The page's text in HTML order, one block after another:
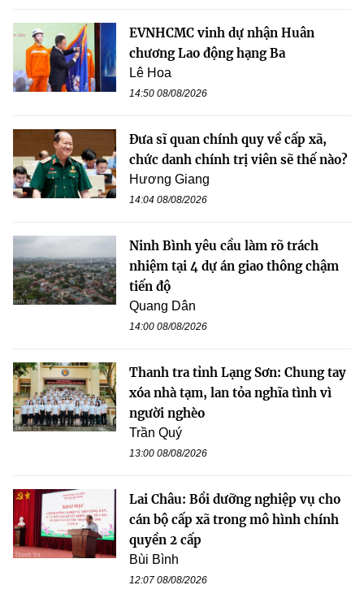
EVNHCMC vinh dự nhận Huân
chương Lao động hạng Ba
Lê Hoa
14:50 08/08/2026
Đưa sĩ quan chính quy về cấp xã,
chức danh chính trị viên sẽ thế nào?
Hương Giang
14:04 08/08/2026
Ninh Bình yêu cầu làm rõ trách
nhiệm tại 4 dự án giao thông chậm
tiến độ
Quang Dân
14:00 08/08/2026
Thanh tra tỉnh Lạng Sơn: Chung tay
xóa nhà tạm, lan tỏa nghĩa tình vì
người nghèo
Trần Quý
13:00 08/08/2026
Lai Châu: Bồi dưỡng nghiệp vụ cho
cán bộ cấp xã trong mô hình chính
quyền 2 cấp
Bùi Bình
12:07 08/08/2026